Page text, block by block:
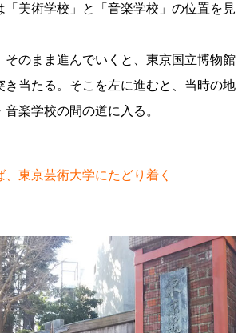
「美術学校」と「音楽学校」の位置を見
そのまま進んでいくと、東京国立博物館
き当たる。そこを左に進むと、当時の地
楽学校の間の道に入る。
東京芸術大学にたどり着く